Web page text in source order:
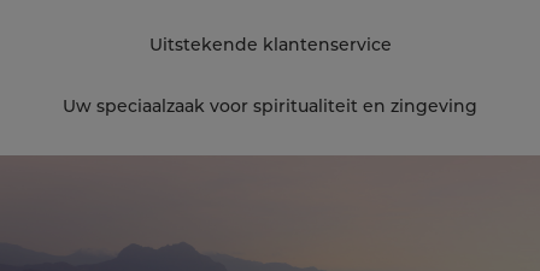
Uitstekende klantenservice
Uw speciaalzaak voor spiritualiteit en zingeving